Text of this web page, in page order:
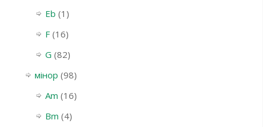
Eb (1)
F(16)
G (82)
мінор (98)
Am (16)
Bm (4)